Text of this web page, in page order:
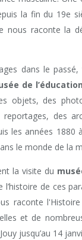
la fin du 19e
nous raconte la
dans le
de l’éducation
objets, des
des
les années 1880
le monde de la
la visite du
de ces
raconte
et de
jusqu’au 14